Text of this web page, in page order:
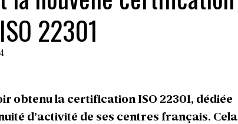
ISO 22301
obtenu la certification ISO 22301, dédiée
d’activité de ses centres français. Cela